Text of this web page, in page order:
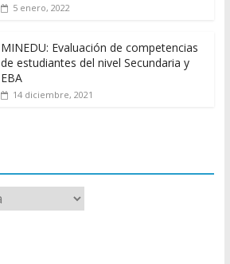
5 enero, 2022
MINEDU: Evaluación de competencias
de estudiantes del nivel Secundaria y
EBA
14 diciembre, 2021